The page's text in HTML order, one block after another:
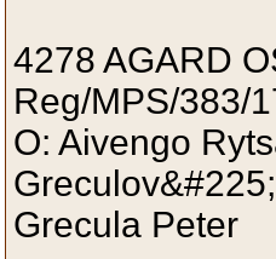
4278 AGARD
Reg/MPS/383/
O: Aivengo
Grecula Peter